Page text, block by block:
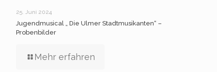
25. Juni 2024
Jugendmusical „ Die Ulmer Stadtmusikanten“ –
Probenbilder
Mehr erfahren